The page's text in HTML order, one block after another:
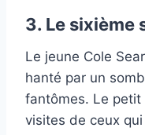
3. Le sixième
Le jeune Cole
hanté par un
fantômes. Le
visites de ceux